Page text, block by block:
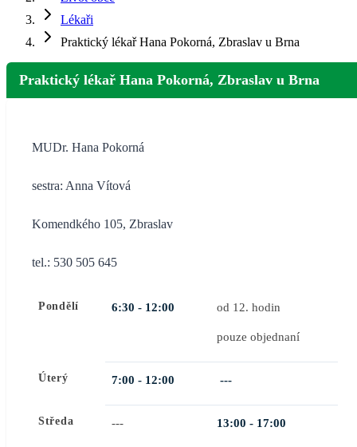
Lékaři
Praktický lékař Hana Pokorná, Zbraslav u Brna
Praktický lékař Hana Pokorná, Zbraslav u Brna
MUDr. Hana Pokorná
sestra: Anna Vítová
Komendkého 105, Zbraslav
tel.: 530 505 645
Pondělí 6:30 - 12:00 od 12. hodin
pouze objednaní
Úterý 7:00 - 12:00 ---
Středa --- 13:00 - 17:00